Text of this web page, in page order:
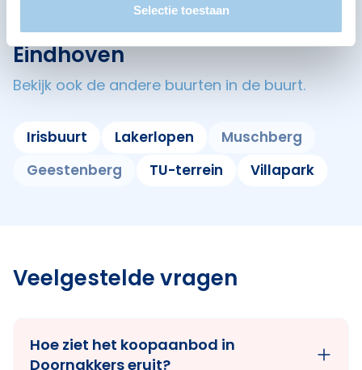
Selectie toestaan
Omliggende buurten in
Eindhoven
Bekijk ook de andere buurten in de buurt.
Irisbuurt Lakerlopen
Muschberg
Geestenberg
TU-terrein Villapark
Veelgestelde vragen
Hoe ziet het koopaanbod in
Doornakkers eruit?